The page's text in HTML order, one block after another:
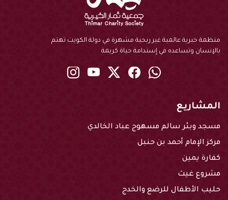
منظمة خيرية عالمية غير ربحية مشهرة في دولة الكويت تهتم
بالإنسان وتساعده في إستدامة حياة كريمة
Whatsapp
Facebook
twitter
youtube
instagram
المشاريع
مسجد وبئر سالم مسهوج عباد الخالدي
مركز الإمام أحمد بن حنبل
كفارة يمين
مشروع غيث
حليب الأطفال للرضع والخدج